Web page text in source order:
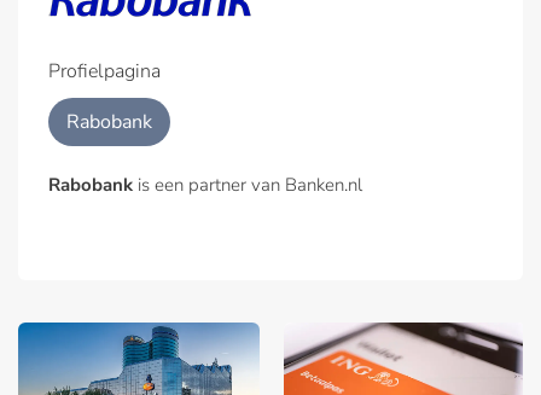
Profielpagina
Rabobank
Rabobank is een partner van Banken.nl